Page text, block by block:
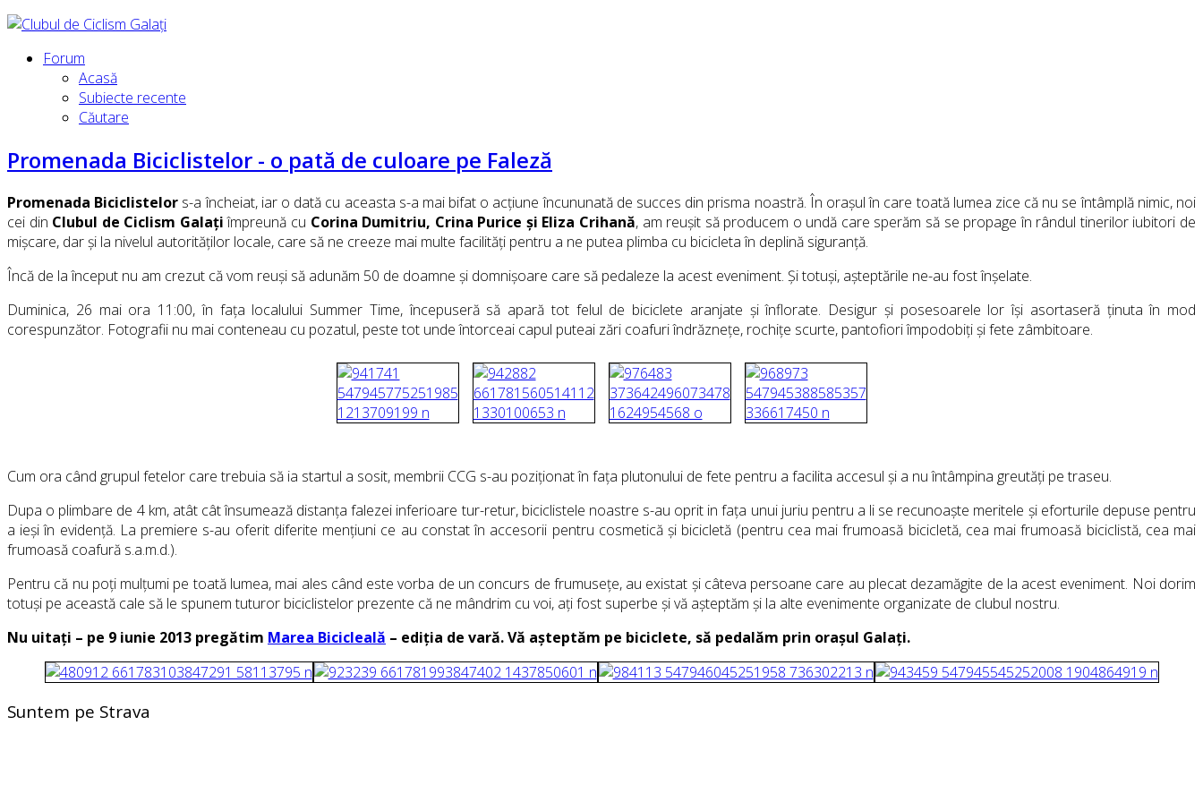
Forum
Acasă
Subiecte recente
Căutare
Promenada Biciclistelor - o pată de culoare pe Faleză
Promenada Biciclistelor s-a încheiat, iar o dată cu aceasta s-a mai bifat o acțiune încununată de succes din prisma noastră. În orașul în care toată lumea zice că nu se întâmplă nimic, noi
cei din Clubul de Ciclism Galațiîmpreună cu Corina Dumitriu, Crina Purice și Eliza Crihană, am reușit să producem o undă care sperăm să se propage în rândul tinerilor iubitori de
mișcare, dar și la nivelul autorităților locale, care să ne creeze mai multe facilități pentru a ne putea plimba cu bicicleta în deplină siguranță.
Încă de la început nu am crezut că vom reuși să adunăm 50 de doamne și domnișoare care să pedaleze la acest eveniment. Și totuși, așteptările ne-au fost înșelate.
Duminica, 26 mai ora 11:00, în fața localului Summer Time, începuseră să apară tot felul de biciclete aranjate și înflorate. Desigur și posesoarele lor își asortaseră ținuta în mod
corespunzător. Fotografii nu mai conteneau cu pozatul, peste tot unde întorceai capul puteai zări coafuri îndrăznețe, rochițe scurte, pantofiori împodobiți și fete zâmbitoare.
Cum ora când grupul fetelor care trebuia să ia startul a sosit, membrii CCG s-au poziționat în fața plutonului de fete pentru a facilita accesul și a nu întâmpina greutăți pe traseu.
Dupa o plimbare de 4 km, atât cât însumează distanța falezei inferioare tur-retur, biciclistele noastre s-au oprit in fața unui juriu pentru a li se recunoaște meritele și eforturile depuse pentru
a ieși în evidență. La premiere s-au oferit diferite mențiuni ce au constat în accesorii pentru cosmetică și bicicletă (pentru cea mai frumoasă bicicletă, cea mai frumoasă biciclistă, cea mai
frumoasă coafură s.a.m.d.).
Pentru că nu poți mulțumi pe toată lumea, mai ales când este vorba de un concurs de frumusețe, au existat și câteva persoane care au plecat dezamăgite de la acest eveniment. Noi dorim
totuși pe această cale să le spunem tuturor biciclistelor prezente că ne mândrim cu voi, ați fost superbe și vă așteptăm și la alte evenimente organizate de clubul nostru.
Nu uitați – pe 9 iunie 2013 pregătim Marea Bicicleală – ediția de vară. Vă așteptăm pe biciclete, să pedalăm prin orașul Galați.
Suntem pe Strava